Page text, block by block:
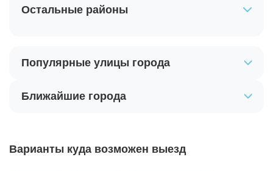
Микрорайон Петрищево
Микрорайон Сёмино
Остальные районы
Популярные улицы города
Ближайшие города
Варианты куда возможен выезд